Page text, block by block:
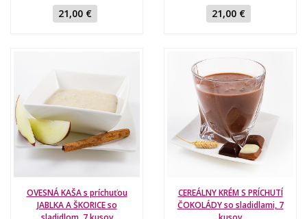
21,00 € 21,00 €
OVESNÁ KAŠA s príchuťou
JABLKA A ŠKORICE so
CEREÁLNY KRÉM S PRÍCHUTÍ
ČOKOLÁDY so sladidlami, 7